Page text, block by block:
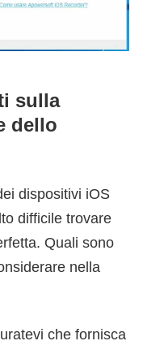
sulla
dello
dispositivi iOS
difficile trovare
Quali sono
nella
che fornisca